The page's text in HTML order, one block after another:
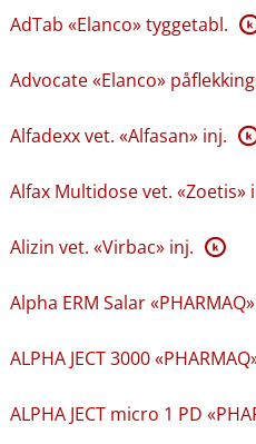
AdTab «Elanco» tyggetabl. K
Advocate «Elanco»
Alfadexx vet. «Alfasan» inj. K
Alfax Multidose vet. «Zoetis»
Alizin vet. «Virbac» inj. K
Alpha ERM Salar
ALPHA JECT 3000
ALPHA JECT micro 1 PD